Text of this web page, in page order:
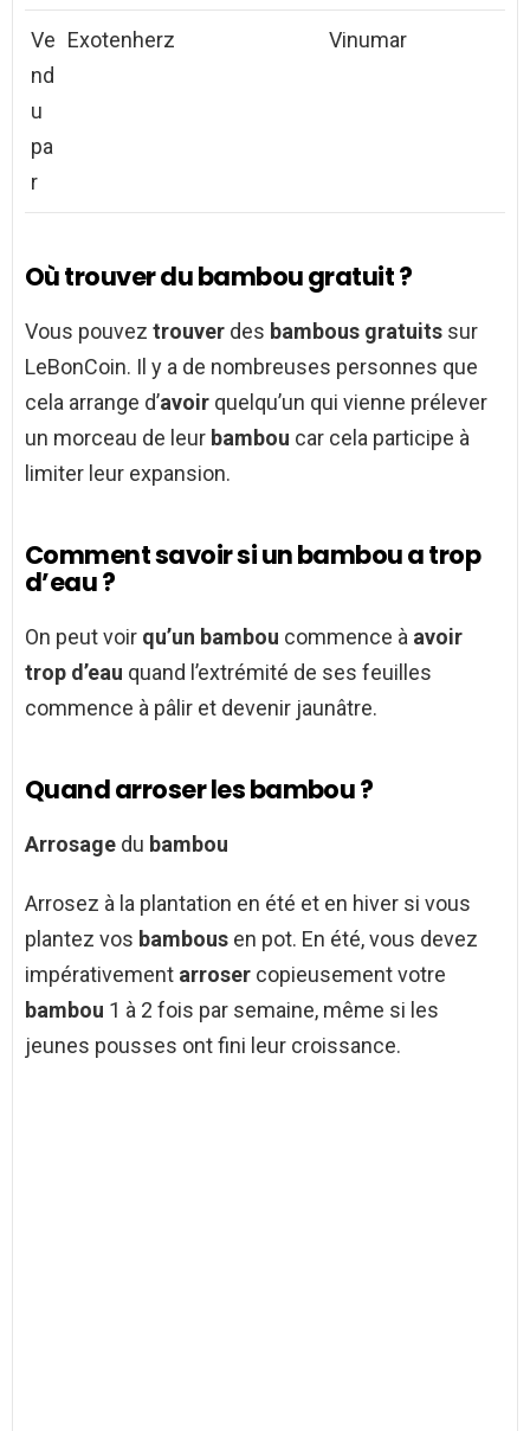
Ve
nd
u
pa
r
Exotenherz Vinumar
Où trouver du bambou gratuit ?
Vous pouvez trouver des bambous gratuits sur
LeBonCoin. Il y a de nombreuses personnes que
cela arrange d’avoir quelqu’un qui vienne prélever
un morceau de leur bambou car cela participe à
limiter leur expansion.
Comment savoir si un bambou a trop
d’eau ?
On peut voir qu’un bambou commence à avoir
trop d’eau quand l’extrémité de ses feuilles
commence à pâlir et devenir jaunâtre.
Quand arroser les bambou ?
Arrosage du bambou
Arrosez à la plantation en été et en hiver si vous
plantez vos bambous en pot. En été, vous devez
impérativement arroser copieusement votre
bambou 1 à 2 fois par semaine, même si les
jeunes pousses ont fini leur croissance.